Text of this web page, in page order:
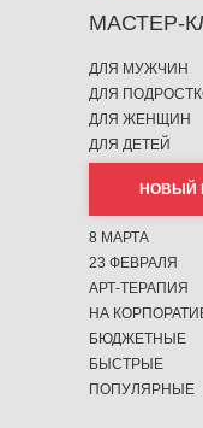
МАСТЕР-
ДЛЯ МУЖЧИН
ДЛЯ
ДЛЯ ЖЕНЩИН
ДЛЯ ДЕТЕЙ
НОВЫЙ
8 МАРТА
23 ФЕВРАЛЯ
АРТ-ТЕРАПИЯ
НА
БЮДЖЕТНЫЕ
БЫСТРЫЕ
ПОПУЛЯРНЫЕ